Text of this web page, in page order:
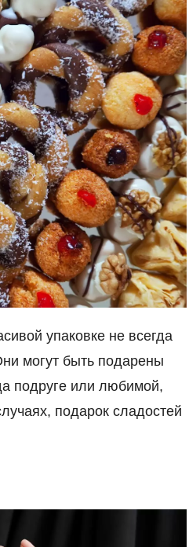
упаковке не всегда
могут быть подарены
подруге или любимой,
подарок сладостей